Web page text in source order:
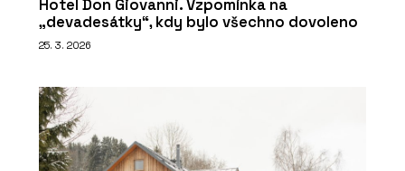
Hotel Don Giovanni. Vzpomínka na
„devadesátky“, kdy bylo všechno dovoleno
25. 3. 2026